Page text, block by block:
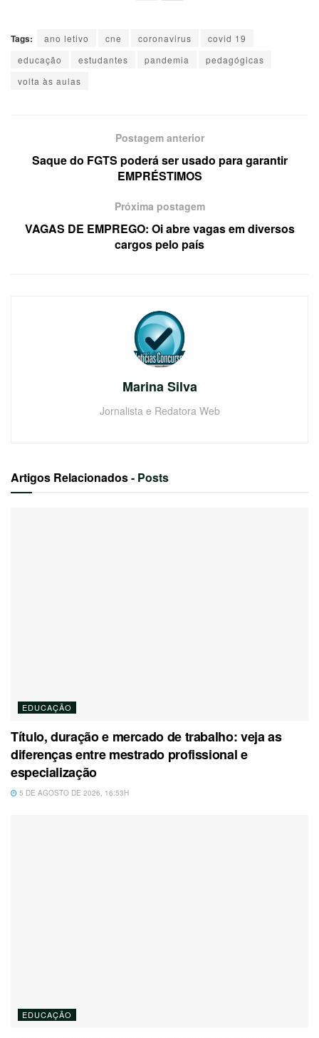
Tags: ano letivo cne coronavirus
covid 19
educação
estudantes pandemia
pedagógicas
volta às aulas
Postagem anterior
Saque do FGTS poderá ser usado para garantir
EMPRÉSTIMOS
Próxima postagem
VAGAS DE EMPREGO: Oi abre vagas em diversos
cargos pelo país
Marina Silva
Jornalista e Redatora Web
Artigos Relacionados- Posts
EDUCAÇÃO
Título, duração e mercado de trabalho: veja as
diferenças entre mestrado profissional e
especialização
5 DE AGOSTO DE 2026, 16:53H
EDUCAÇÃO